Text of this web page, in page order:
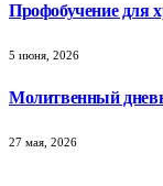
Профобучение для
5 июня, 2026
Молитвенный
27 мая, 2026